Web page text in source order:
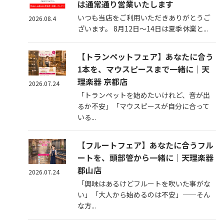
は通常通り営業いたします
いつも当店をご利用いただきありがとうご
ざいます。 8月12日～14日は夏季休業と...
2026.08.4
【トランペットフェア】あなたに合う
1本を、マウスピースまで一緒に｜天
理楽器 京都店
「トランペットを始めたいけれど、音が出
るか不安」「マウスピースが自分に合って
いる...
2026.07.24
【フルートフェア】あなたに合うフル
ートを、頭部管から一緒に｜天理楽器
郡山店
「興味はあるけどフルートを吹いた事がな
い」「大人から始めるのは不安」——そん
な方...
2026.07.24